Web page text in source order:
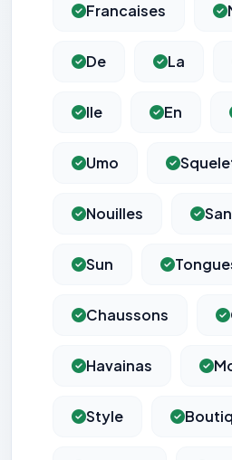
Francaises
De La
Ile En
Umo
Nouilles
Sun
Chaussons
Havainas
Style